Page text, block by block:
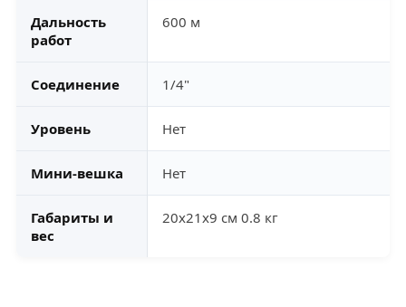
Дальность
работ
600 м
Соединение 1/4"
Уровень Нет
Мини-вешка Нет
Габариты и
вес
20x21x9 см 0.8 кг